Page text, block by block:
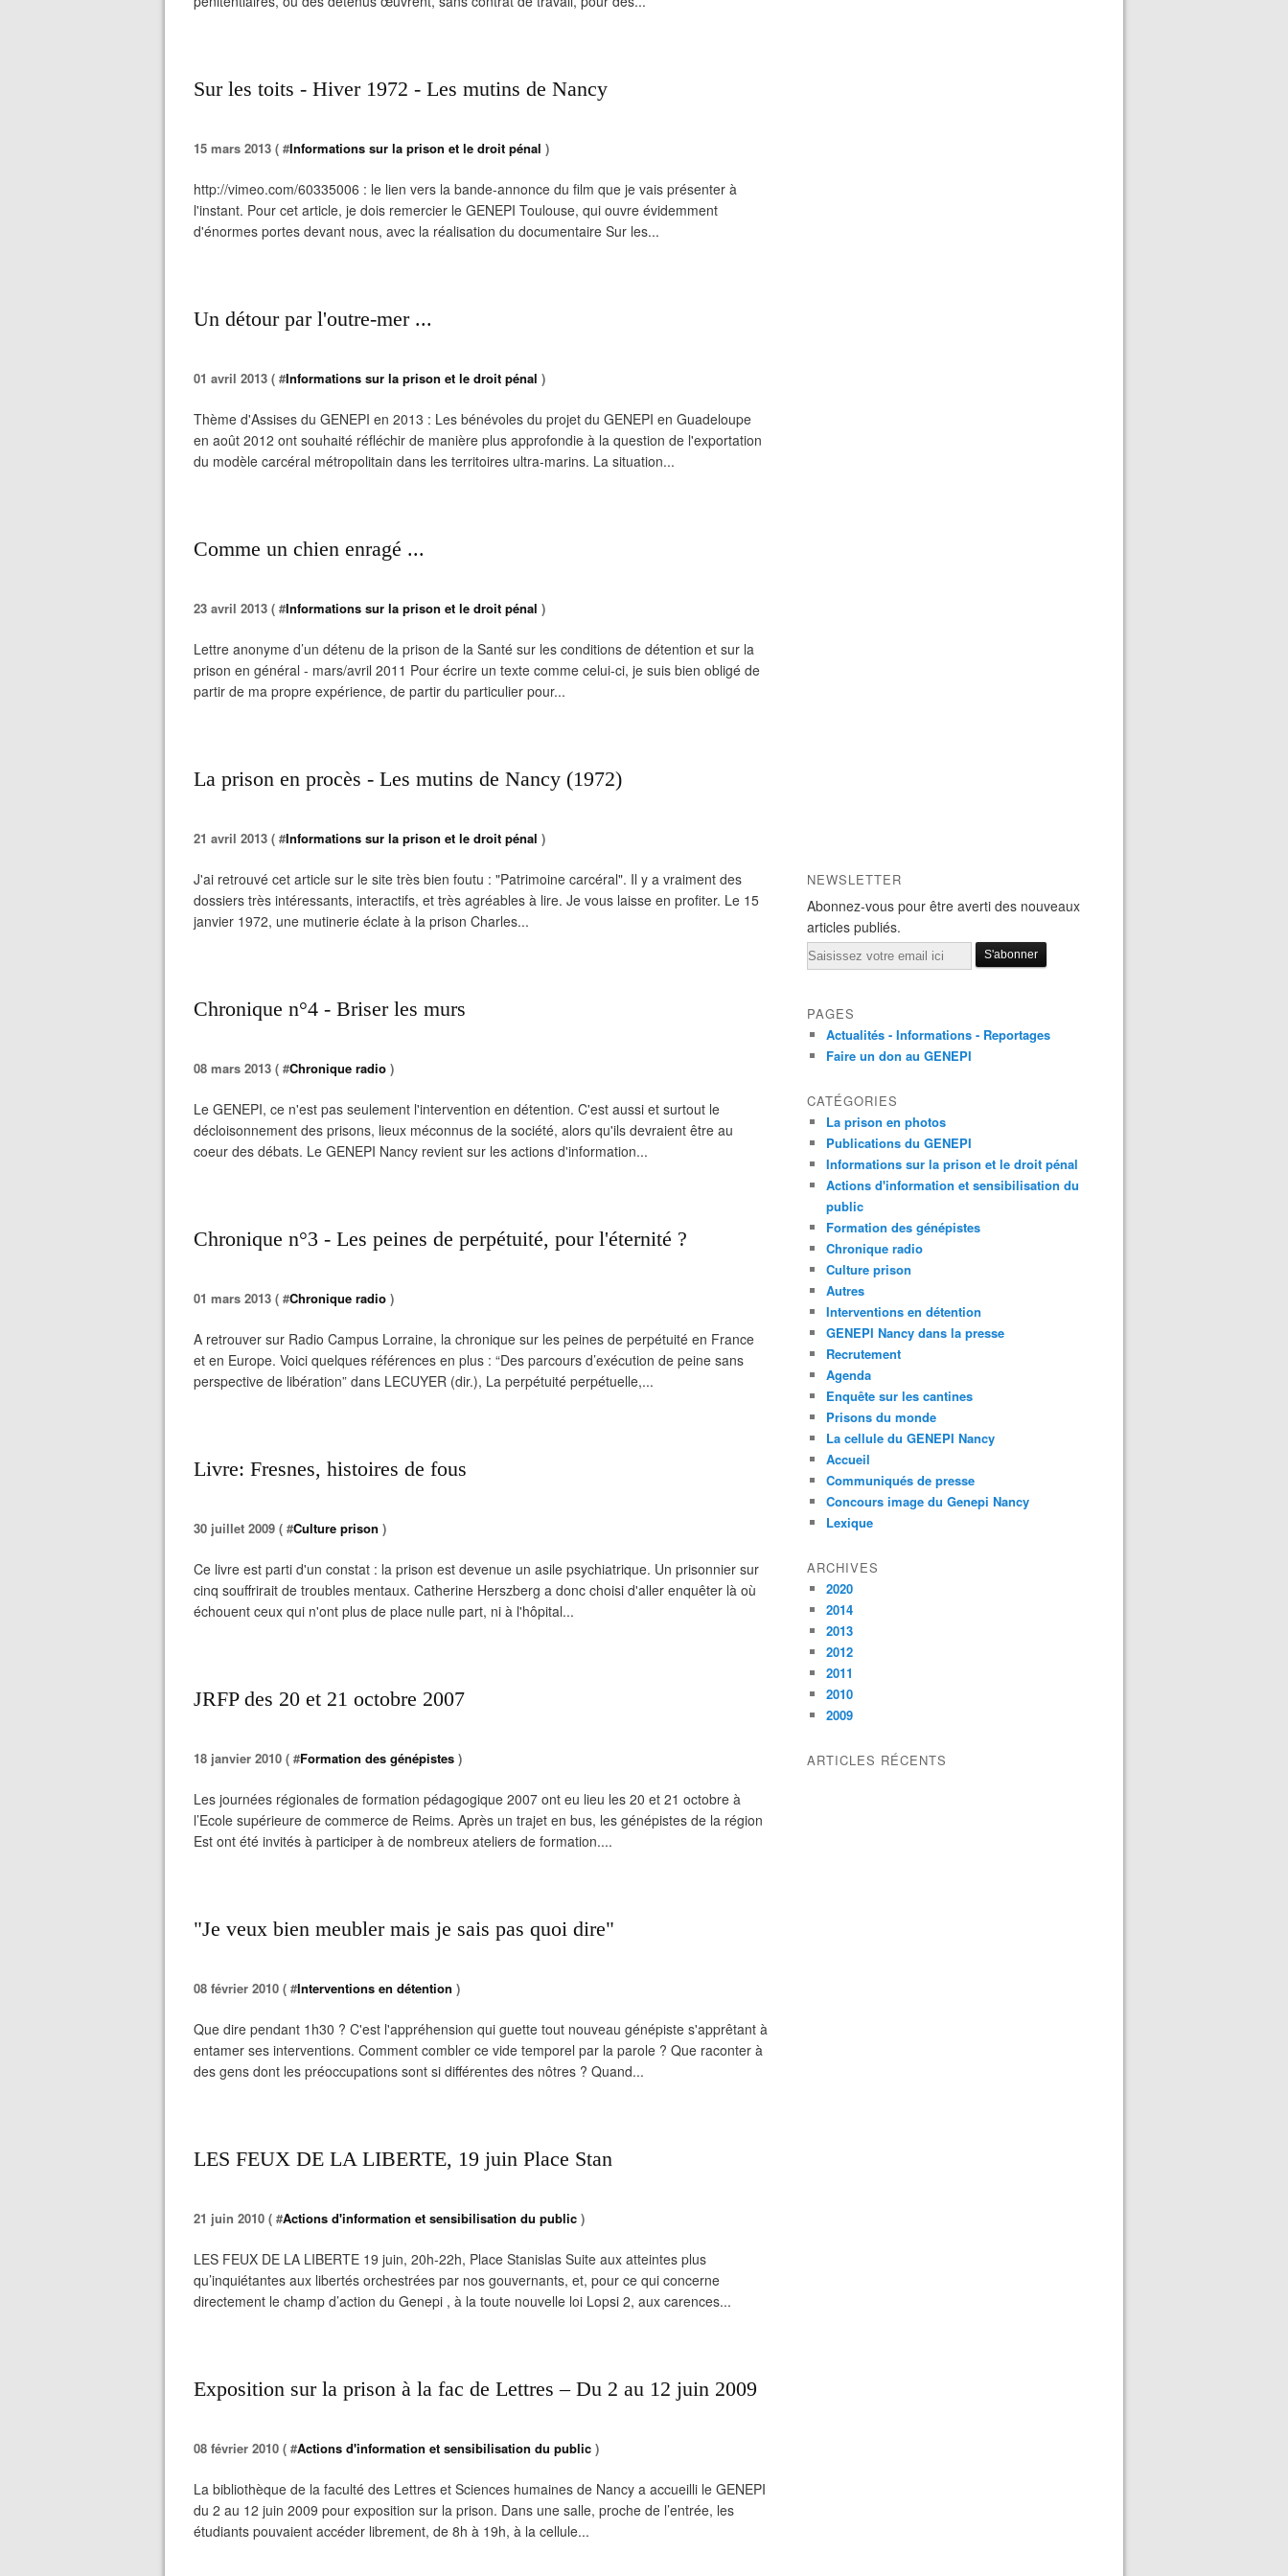
Sur les toits - Hiver 1972 - Les mutins de Nancy
15 mars 2013 ( #Informations sur la prison et le droit pénal )
http://vimeo.com/60335006 : le lien vers la bande-annonce du film que je vais présenter à
l'instant. Pour cet article, je dois remercier le GENEPI Toulouse, qui ouvre évidemment
d'énormes portes devant nous, avec la réalisation du documentaire Sur les...
Un détour par l'outre-mer ...
01 avril 2013 ( #Informations sur la prison et le droit pénal )
Thème d'Assises du GENEPI en 2013 : Les bénévoles du projet du GENEPI en Guadeloupe
en août 2012 ont souhaité réfléchir de manière plus approfondie à la question de l'exportation
du modèle carcéral métropolitain dans les territoires ultra-marins. La situation...
Comme un chien enragé ...
23 avril 2013 ( #Informations sur la prison et le droit pénal )
Lettre anonyme d’un détenu de la prison de la Santé sur les conditions de détention et sur la
prison en général - mars/avril 2011 Pour écrire un texte comme celui-ci, je suis bien obligé de
partir de ma propre expérience, de partir du particulier pour...
La prison en procès - Les mutins de Nancy (1972)
21 avril 2013 ( #Informations sur la prison et le droit pénal )
J'ai retrouvé cet article sur le site très bien foutu : "Patrimoine carcéral". Il y a vraiment des
dossiers très intéressants, interactifs, et très agréables à lire. Je vous laisse en profiter. Le 15
janvier 1972, une mutinerie éclate à la prison Charles...
Chronique n°4 - Briser les murs
08 mars 2013 ( #Chronique radio )
Le GENEPI, ce n'est pas seulement l'intervention en détention. C'est aussi et surtout le
décloisonnement des prisons, lieux méconnus de la société, alors qu'ils devraient être au
coeur des débats. Le GENEPI Nancy revient sur les actions d'information...
Chronique n°3 - Les peines de perpétuité, pour l'éternité ?
01 mars 2013 ( #Chronique radio )
A retrouver sur Radio Campus Lorraine, la chronique sur les peines de perpétuité en France
et en Europe. Voici quelques références en plus : “Des parcours d’exécution de peine sans
perspective de libération” dans LECUYER (dir.), La perpétuité perpétuelle,...
Livre: Fresnes, histoires de fous
30 juillet 2009 ( #Culture prison )
Ce livre est parti d'un constat : la prison est devenue un asile psychiatrique. Un prisonnier sur
cinq souffrirait de troubles mentaux. Catherine Herszberg a donc choisi d'aller enquêter là où
échouent ceux qui n'ont plus de place nulle part, ni à l'hôpital...
JRFP des 20 et 21 octobre 2007
18 janvier 2010 ( #Formation des génépistes )
Les journées régionales de formation pédagogique 2007 ont eu lieu les 20 et 21 octobre à
l’Ecole supérieure de commerce de Reims. Après un trajet en bus, les génépistes de la région
Est ont été invités à participer à de nombreux ateliers de formation....
"Je veux bien meubler mais je sais pas quoi dire"
08 février 2010 ( #Interventions en détention )
Que dire pendant 1h30 ? C'est l'appréhension qui guette tout nouveau génépiste s'apprêtant à
entamer ses interventions. Comment combler ce vide temporel par la parole ? Que raconter à
des gens dont les préoccupations sont si différentes des nôtres ? Quand...
LES FEUX DE LA LIBERTE, 19 juin Place Stan
21 juin 2010 ( #Actions d'information et sensibilisation du public )
LES FEUX DE LA LIBERTE 19 juin, 20h-22h, Place Stanislas Suite aux atteintes plus
qu’inquiétantes aux libertés orchestrées par nos gouvernants, et, pour ce qui concerne
directement le champ d’action du Genepi , à la toute nouvelle loi Lopsi 2, aux carences...
Exposition sur la prison à la fac de Lettres – Du 2 au 12 juin 2009
08 février 2010 ( #Actions d'information et sensibilisation du public )
La bibliothèque de la faculté des Lettres et Sciences humaines de Nancy a accueilli le GENEPI
du 2 au 12 juin 2009 pour exposition sur la prison. Dans une salle, proche de l’entrée, les
étudiants pouvaient accéder librement, de 8h à 19h, à la cellule...
NEWSLETTER
Abonnez-vous pour être averti des nouveaux
articles publiés.
Email
PAGES
Actualités - Informations - Reportages
Faire un don au GENEPI
CATÉGORIES
La prison en photos
Publications du GENEPI
Informations sur la prison et le droit pénal
Actions d'information et sensibilisation du
public
Formation des génépistes
Chronique radio
Culture prison
Autres
Interventions en détention
GENEPI Nancy dans la presse
Recrutement
Agenda
Enquête sur les cantines
Prisons du monde
La cellule du GENEPI Nancy
Accueil
Communiqués de presse
Concours image du Genepi Nancy
Lexique
ARCHIVES
2020
2014
2013
2012
2011
2010
2009
ARTICLES RÉCENTS